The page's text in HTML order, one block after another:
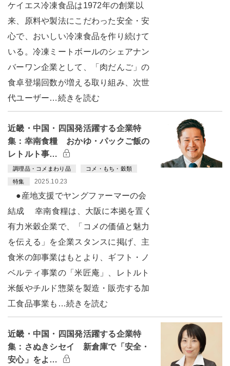
ケイエス冷凍食品は1972年の創業以
来、原料や製法にこだわった安全・安
心で、おいしい冷凍食品を作り続けて
いる。冷凍ミートボールのシェアナン
バーワン企業として、「肉だんご」の
食卓登場回数が増える取り組み、次世
代ユーザー…続きを読む
近畿・中国・四国発活躍する企業特
集：幸南食糧 おかゆ・パックご飯の
レトルト事…
調理品・コメまわり品 コメ・もち・穀類
特集 2025.10.23
●産地支援でヤングファーマーの会
結成 幸南食糧は、大阪に本拠を置く
有力米穀企業で、「コメの価値と魅力
を伝える」を企業スタンスに掲げ、主
食米の卸事業はもとより、ギフト・ノ
ベルティ事業の「米匠庵」、レトルト
米飯やチルド惣菜を製造・販売する加
工食品事業も…続きを読む
近畿・中国・四国発活躍する企業特
集：さぬきシセイ 新倉庫で「安全・
安心」をよ…